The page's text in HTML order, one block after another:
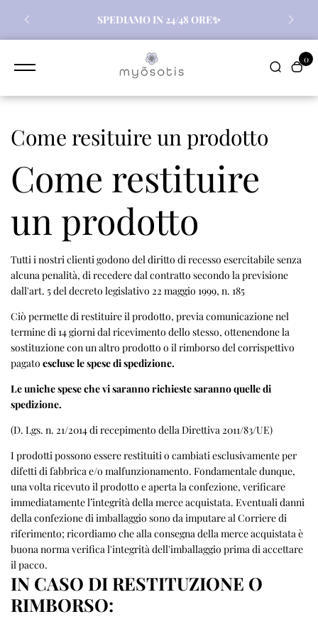
SPEDIAMO IN 24/48 ORE✨️
0
Come resituire un prodotto
Come restituire
un prodotto
Tutti i nostri clienti godono del diritto di recesso esercitabile senza
alcuna penalità, di recedere dal contratto secondo la previsione
dall'art. 5 del decreto legislativo 22 maggio 1999, n. 185
Ciò permette di restituire il prodotto, previa comunicazione nel
termine di 14 giorni dal ricevimento dello stesso, ottenendone la
sostituzione con un altro prodotto o il rimborso del corrispettivo
pagato escluse le spese di spedizione.
Le uniche spese che vi saranno richieste saranno quelle di
spedizione.
(D. Lgs. n. 21/2014 di recepimento della Direttiva 2011/83/UE)
I prodotti possono essere restituiti o cambiati esclusivamente per
difetti di fabbrica e/o malfunzionamento. Fondamentale dunque,
una volta ricevuto il prodotto e aperta la confezione, verificare
immediatamente l’integrità della merce acquistata. Eventuali danni
della confezione di imballaggio sono da imputare al Corriere di
riferimento; ricordiamo che alla consegna della merce acquistata è
buona norma verifica l'integrità dell'imballaggio prima di accettare
il pacco.
IN CASO DI RESTITUZIONE O
RIMBORSO: